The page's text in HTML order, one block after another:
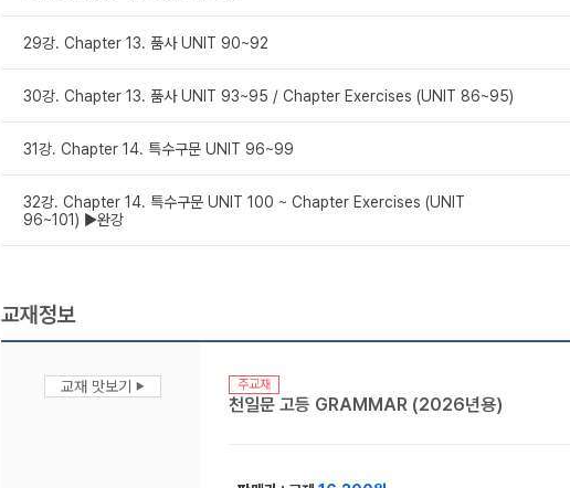
29강. Chapter 13. 품사 UNIT 90~92
30강. Chapter 13. 품사 UNIT 93~95 / Chapter Exercises (UNIT 86~95)
31강. Chapter 14. 특수구문 UNIT 96~99
32강. Chapter 14. 특수구문 UNIT 100 ~ Chapter Exercises (UNIT
96~101) ▶완강
교재정보
교재 맛보기 ▶ 주교재
천일문 고등 GRAMMAR (2026년용)